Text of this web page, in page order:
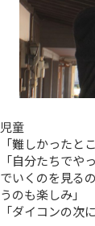
児童
「難しかったと
「自分たちで
でいくのを見る
うのも楽しみ」
「ダイコンの次